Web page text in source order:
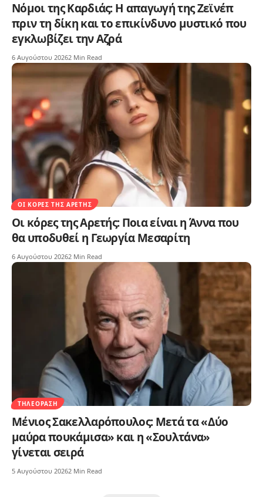
Νόμοι της Καρδιάς: Η απαγωγή της Ζεϊνέπ
πριν τη δίκη και το επικίνδυνο μυστικό που
εγκλωβίζει την Αζρά
6 Αυγούστου 20262 Min Read
ΟΙ ΚΌΡΕΣ ΤΗΣ ΑΡΕΤΉΣ
Οι κόρες της Αρετής: Ποια είναι η Άννα που
θα υποδυθεί η Γεωργία Μεσαρίτη
6 Αυγούστου 20262 Min Read
ΤΗΛΕΌΡΑΣΗ
Μένιος Σακελλαρόπουλος: Μετά τα «Δύο
μαύρα πουκάμισα» και η «Σουλτάνα»
γίνεται σειρά
5 Αυγούστου 20262 Min Read